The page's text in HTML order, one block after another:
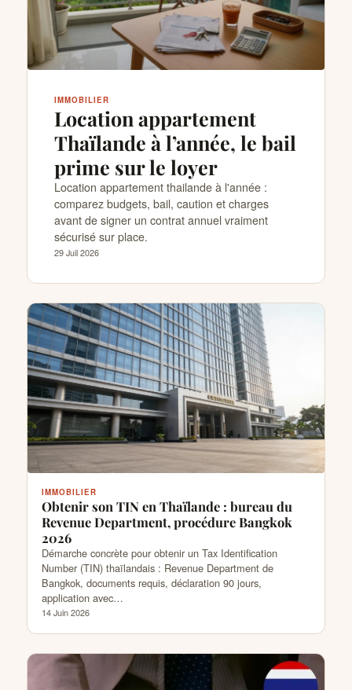
IMMOBILIER
Location appartement
Thaïlande à l’année, le bail
prime sur le loyer
Location appartement thailande à l'année :
comparez budgets, bail, caution et charges
avant de signer un contrat annuel vraiment
sécurisé sur place.
29 Juil 2026
IMMOBILIER
Obtenir son TIN en Thaïlande : bureau du
Revenue Department, procédure Bangkok
2026
Démarche concrète pour obtenir un Tax Identification
Number (TIN) thaïlandais : Revenue Department de
Bangkok, documents requis, déclaration 90 jours,
application avec…
14 Juin 2026